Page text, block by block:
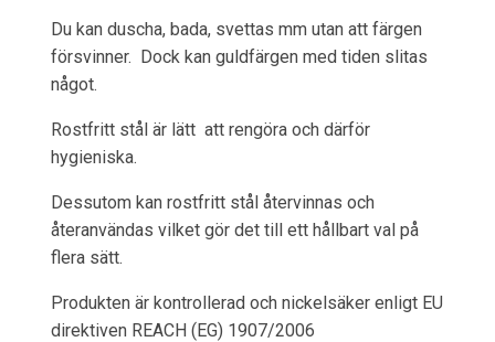
Du kan duscha, bada, svettas mm utan att färgen
försvinner. Dock kan guldfärgen med tiden slitas
något.
Rostfritt stål är lätt att rengöra och därför
hygieniska.
Dessutom kan rostfritt stål återvinnas och
återanvändas vilket gör det till ett hållbart val på
flera sätt.
Produkten är kontrollerad och nickelsäker enligt EU
direktiven REACH (EG) 1907/2006